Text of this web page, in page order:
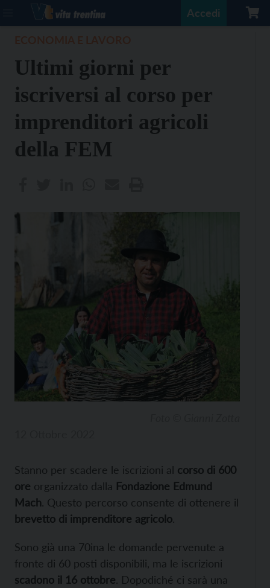
Accedi
Ultimi giorni per
iscriversi al corso per
imprenditori agricoli
della FEM
Stanno per scadere le iscrizioni al corso di 600
ore organizzato dalla Fondazione Edmund
Mach. Questo percorso consente di ottenere il
brevetto di imprenditore agricolo.
Sono già una 70ina le domande pervenute a
fronte di 60 posti disponibili, ma le iscrizioni
scadono il 16 ottobre. Dopodiché ci sarà una